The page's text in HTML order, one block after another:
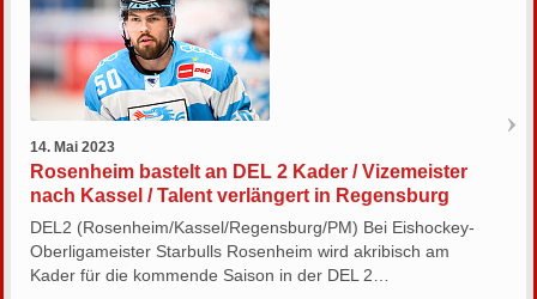
14. Mai 2023
Rosenheim bastelt an DEL 2 Kader / Vizemeister
nach Kassel / Talent verlängert in Regensburg
DEL2 (Rosenheim/Kassel/Regensburg/PM) Bei Eishockey-
Oberligameister Starbulls Rosenheim wird akribisch am
Kader für die kommende Saison in der DEL 2…